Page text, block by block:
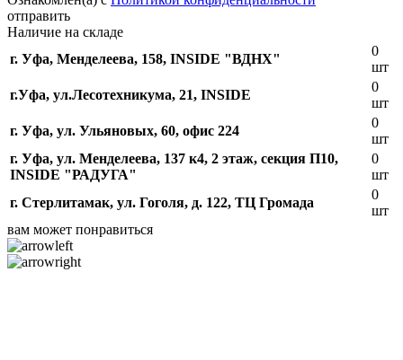
отправить
Наличие на складе
г. Уфа, Менделеева, 158, INSIDE "ВДНХ"
0
шт
г.Уфа, ​ул.Лесотехникума, 21, INSIDE
0
шт
г. Уфа, ул. Ульяновых, 60, офис 224
0
шт
г. Уфа, ул. Менделеева, 137 к4, ​2 этаж, секция П10,
INSIDE "РАДУГА"
0
шт
г. Стерлитамак, ул. Гоголя, д. 122, ТЦ Громада
0
шт
вам может понравиться